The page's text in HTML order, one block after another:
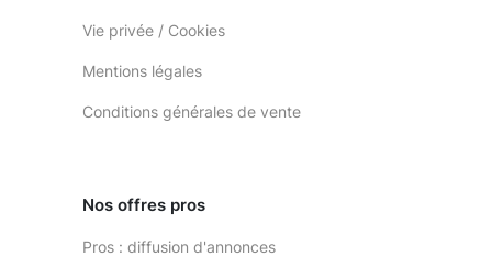
Vie privée / Cookies
Mentions légales
Conditions générales de vente
Nos offres pros
Pros : diffusion d'annonces